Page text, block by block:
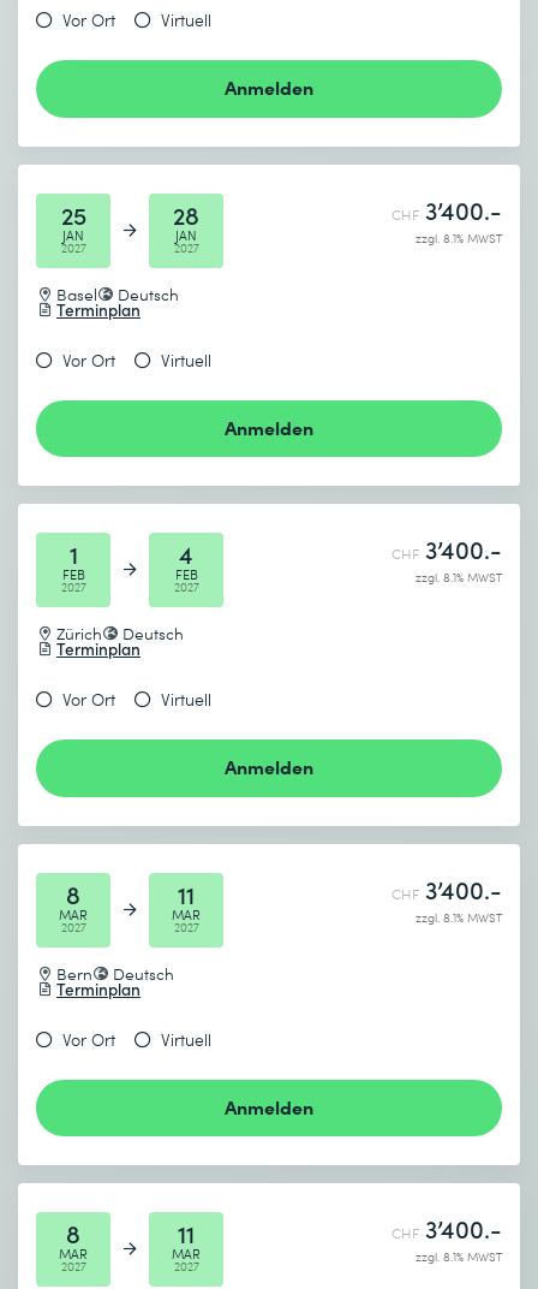
Vor Ort Virtuell
Anmelden
25
JAN
2027
28
JAN
2027
Basel Deutsch
Terminplan
CHF 3’400.-
zzgl. 8.1% MWST
Vor Ort Virtuell
Anmelden
1
FEB
2027
4
FEB
2027
Zürich Deutsch
Terminplan
CHF 3’400.-
zzgl. 8.1% MWST
Vor Ort Virtuell
Anmelden
8
MAR
2027
11
MAR
2027
Bern Deutsch
Terminplan
CHF 3’400.-
zzgl. 8.1% MWST
Vor Ort Virtuell
Anmelden
8
MAR
2027
11
MAR
2027
CHF 3’400.-
zzgl. 8.1% MWST